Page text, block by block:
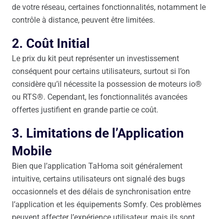
de votre réseau, certaines fonctionnalités, notamment le
contrôle à distance, peuvent être limitées.
2. Coût Initial
Le prix du kit peut représenter un investissement
conséquent pour certains utilisateurs, surtout si l’on
considère qu’il nécessite la possession de moteurs io®
ou RTS®. Cependant, les fonctionnalités avancées
offertes justifient en grande partie ce coût.
3. Limitations de l’Application
Mobile
Bien que l’application TaHoma soit généralement
intuitive, certains utilisateurs ont signalé des bugs
occasionnels et des délais de synchronisation entre
l’application et les équipements Somfy. Ces problèmes